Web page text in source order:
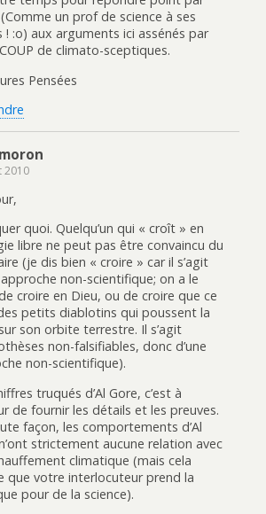
un prof de science à ses
! :o) aux arguments ici assénés par
de climato-sceptiques.
Pensées
2010
quoi. Quelqu’un qui « croît » en
libre ne peut pas être convaincu du
(je dis bien « croire » car il s’agit
approche non-scientifique; on a le
croire en Dieu, ou de croire que ce
petits diablotins qui poussent la
son orbite terrestre. Il s’agit
non-falsifiables, donc d’une
non-scientifique).
truqués d’Al Gore, c’est à
de fournir les détails et les preuves.
façon, les comportements d’Al
strictement aucune relation avec
climatique (mais cela
que votre interlocuteur prend la
pour de la science).